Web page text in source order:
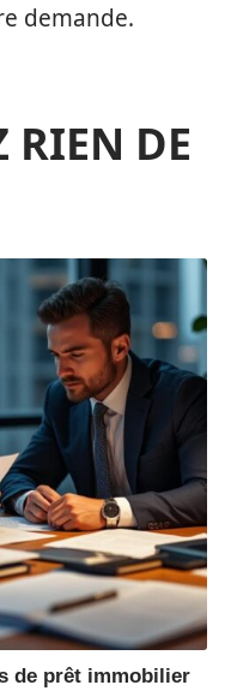
demande.
RIEN DE
de prêt immobilier